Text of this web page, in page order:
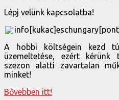
Lépj velünk kapcsolatba!
A hobbi költségein kezd
üzemeltetése, ezért
szezon alatti zavartalan
minket!
Bővebben itt!